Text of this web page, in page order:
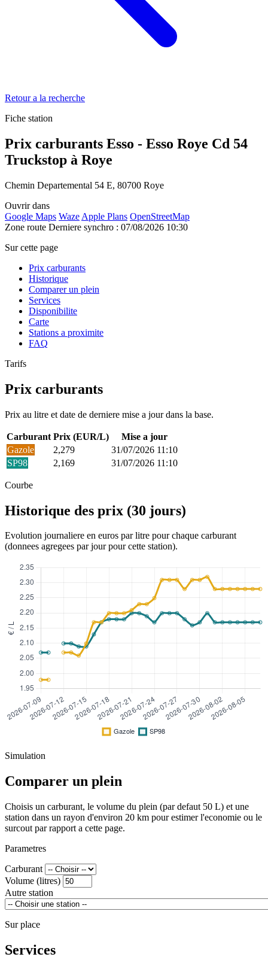
Retour a la recherche
Fiche station
Prix carburants Esso - Esso Roye Cd 54
Truckstop à Roye
Chemin Departemental 54 E, 80700 Roye
Ouvrir dans
Google Maps Waze Apple Plans OpenStreetMap
Zone route Derniere synchro : 07/08/2026 10:30
Sur cette page
Prix carburants
Historique
Comparer un plein
Services
Disponibilite
Carte
Stations a proximite
FAQ
Tarifs
Prix carburants
Prix au litre et date de derniere mise a jour dans la base.
Carburant Prix (EUR/L)
Mise a jour
Gazole
2,279
31/07/2026 11:10
SP98
2,169 31/07/2026 11:10
Courbe
Historique des prix (30 jours)
Evolution journaliere en euros par litre pour chaque carburant
(donnees agregees par jour pour cette station).
Simulation
Comparer un plein
Choisis un carburant, le volume du plein (par defaut 50 L) et une
station dans un rayon d'environ 20 km pour estimer l'economie ou le
surcout par rapport a cette page.
Parametres
Carburant
Volume (litres)
Autre station
Sur place
Services